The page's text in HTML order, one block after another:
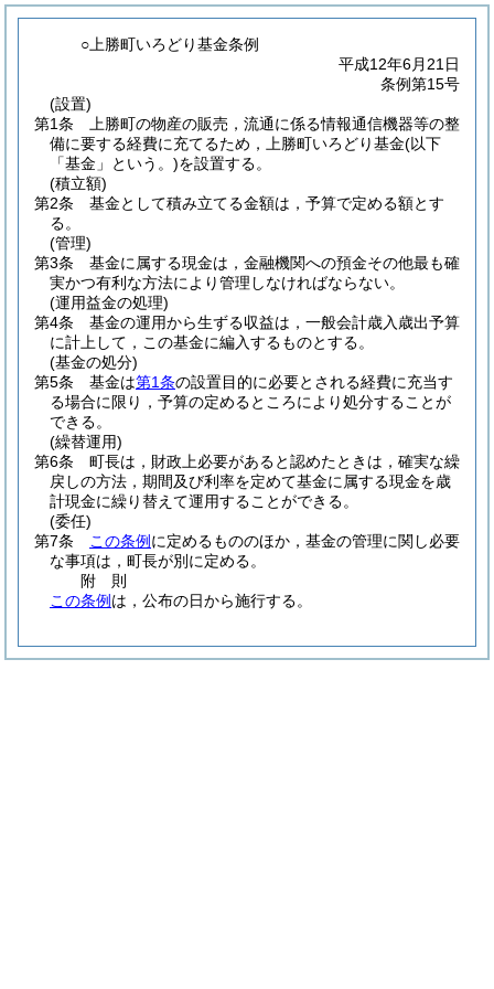
○上勝町いろどり基金条例
平成12年6月21日
条例第15号
(設置)
第1条
上勝町の物産の販売，流通に係る情報通信機器等の整
備に要する経費に充てるため，上勝町いろどり基金(以下
「基金」という。)を設置する。
(積立額)
第2条
基金として積み立てる金額は，予算で定める額とす
る。
(管理)
第3条
基金に属する現金は，金融機関への預金その他最も確
実かつ有利な方法により管理しなければならない。
(運用益金の処理)
第4条
基金の運用から生ずる収益は，一般会計歳入歳出予算
に計上して，この基金に編入するものとする。
(基金の処分)
第5条
基金は第1条の設置目的に必要とされる経費に充当す
る場合に限り，予算の定めるところにより処分することが
できる。
(繰替運用)
第6条
町長は，財政上必要があると認めたときは，確実な繰
戻しの方法，期間及び利率を定めて基金に属する現金を歳
計現金に繰り替えて運用することができる。
(委任)
第7条
この条例 に定めるもののほか，基金の管理に関し必要
な事項は，町長が別に定める。
附 則
この条例 は，公布の日から施行する。